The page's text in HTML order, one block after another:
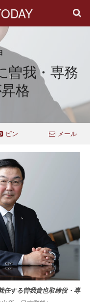
曽我・専務
格
ピン メール
任する曽我貴也取締役・専